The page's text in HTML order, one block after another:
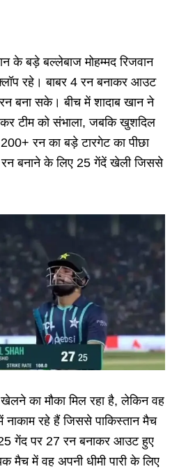
के बड़े बल्लेबाज मोहम्मद रिजवान
रहे। बाबर 4 रन बनाकर आउट
रन बना सके। बीच में शादाब खान ने
टीम को संभाला, जबकि खुशदिल
रन का बड़े टारगेट का पीछा
बनाने के लिए 25 गेंदें खेली जिससे
का मौका मिल रहा है, लेकिन वह
रहे हैं जिससे पाकिस्तान मैच
गेंद पर 27 रन बनाकर आउट हुए
मैच में वह अपनी धीमी पारी के लिए